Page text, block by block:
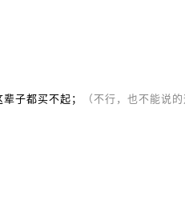
子都买不起； （不行，也不能说